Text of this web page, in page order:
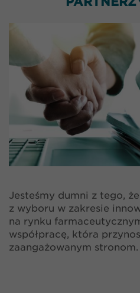
Jesteśmy dumni z tego,
z wyboru w zakresie
na rynku
współpracę, która
zaangażowanym stronom.